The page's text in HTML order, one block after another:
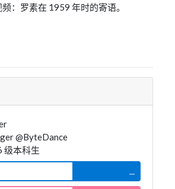
：罗素在 1959 年时的寄语。
@ByteDance
级本科生
...